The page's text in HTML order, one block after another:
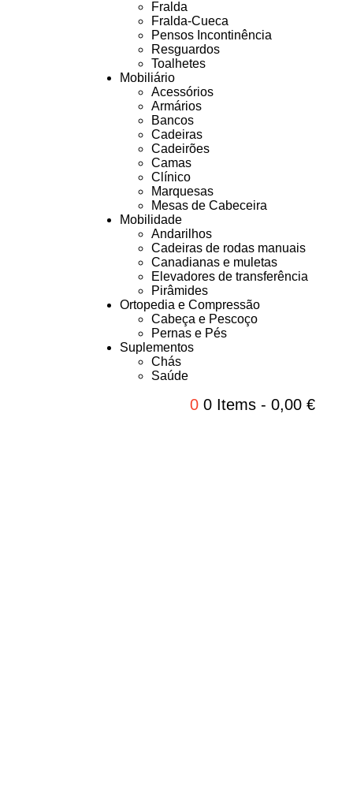
Fralda
Fralda-Cueca
Pensos Incontinência
Resguardos
Toalhetes
Mobiliário
Acessórios
Armários
Bancos
Cadeiras
Cadeirões
Camas
Clínico
Marquesas
Mesas de Cabeceira
Mobilidade
Andarilhos
Cadeiras de rodas manuais
Canadianas e muletas
Elevadores de transferência
Pirâmides
Ortopedia e Compressão
Cabeça e Pescoço
Pernas e Pés
Suplementos
Chás
Saúde
0 0 Items- 0,00 €